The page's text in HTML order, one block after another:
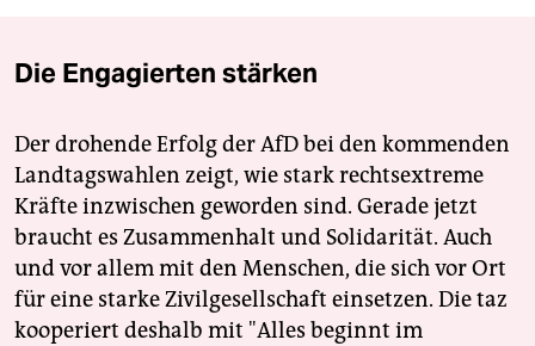
Die Engagierten stärken
Der drohende Erfolg der AfD bei den kommenden
Landtagswahlen zeigt, wie stark rechtsextreme
Kräfte inzwischen geworden sind. Gerade jetzt
braucht es Zusammenhalt und Solidarität. Auch
und vor allem mit den Menschen, die sich vor Ort
für eine starke Zivilgesellschaft einsetzen. Die taz
kooperiert deshalb mit "Alles beginnt im